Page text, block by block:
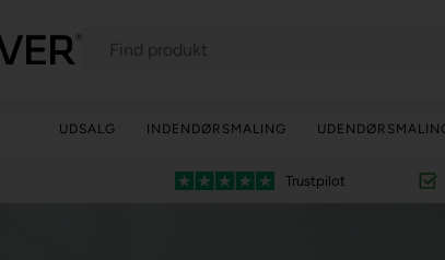
UDSALG INDENDØRSMALING
Trustpilot